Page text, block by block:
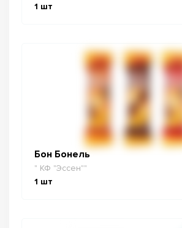
1 шт
Бон Бонель
" КФ "Эссен""
1 шт